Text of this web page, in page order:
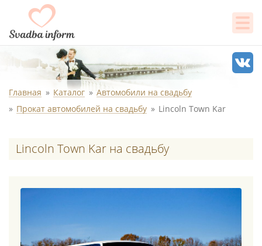
Главная Каталог
Автомобили на свадьбу
Прокат автомобилей на свадьбу
Lincoln Town Kar
Lincoln Town Kar на свадьбу